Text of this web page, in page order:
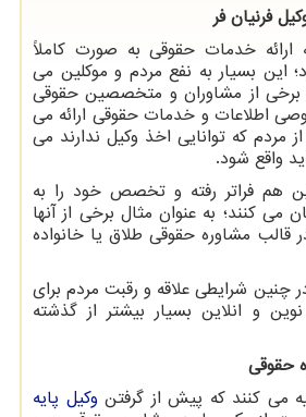
فرنیان فر
خدمات حقوقی به صورت کاملاً
این بسیار به نفع مردم و موکلین می
از مشاوران و متخصصین حقوقی
اطلاعات و خدمات حقوقی ارائه می
مردم که توانایی اخذ وکیل ندارند می
واقع شود.
هم فراتر رفته و تخصص خود را به
می کنند؛ به عنوان مثال برخی از آنها
قالب مشاوره حقوقی طلاق یا خانواده
چنین شرایطی علاقه و رقبت مردم برای
و انلاین بسیار بیشتر از گذشته
حقوقی
می کنند که پیش از گرفتن وکیل پایه